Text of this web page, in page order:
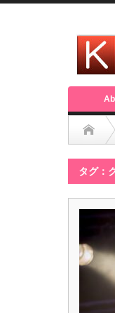
タグ：